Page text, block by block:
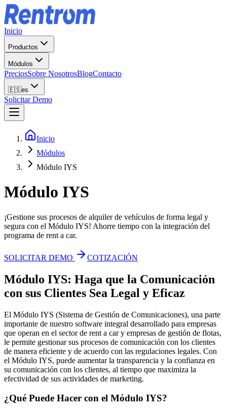
Inicio
Productos
Módulos
PreciosSobre NosotrosBlogContacto
🇪🇸es
Solicitar Demo
Inicio
Módulos
Módulo IYS
Módulo IYS
¡Gestione sus procesos de alquiler de vehículos de forma legal y
segura con el Módulo IYS! Ahorre tiempo con la integración del
programa de rent a car.
SOLICITAR DEMO COTIZACIÓN
Módulo IYS: Haga que la Comunicación
con sus Clientes Sea Legal y Eficaz
El Módulo IYS (Sistema de Gestión de Comunicaciones), una parte
importante de nuestro software integral desarrollado para empresas
que operan en el sector de rent a car y empresas de gestión de flotas,
le permite gestionar sus procesos de comunicación con los clientes
de manera eficiente y de acuerdo con las regulaciones legales. Con
el Módulo IYS, puede aumentar la transparencia y la confianza en
su comunicación con los clientes, al tiempo que maximiza la
efectividad de sus actividades de marketing.
¿Qué Puede Hacer con el Módulo IYS?